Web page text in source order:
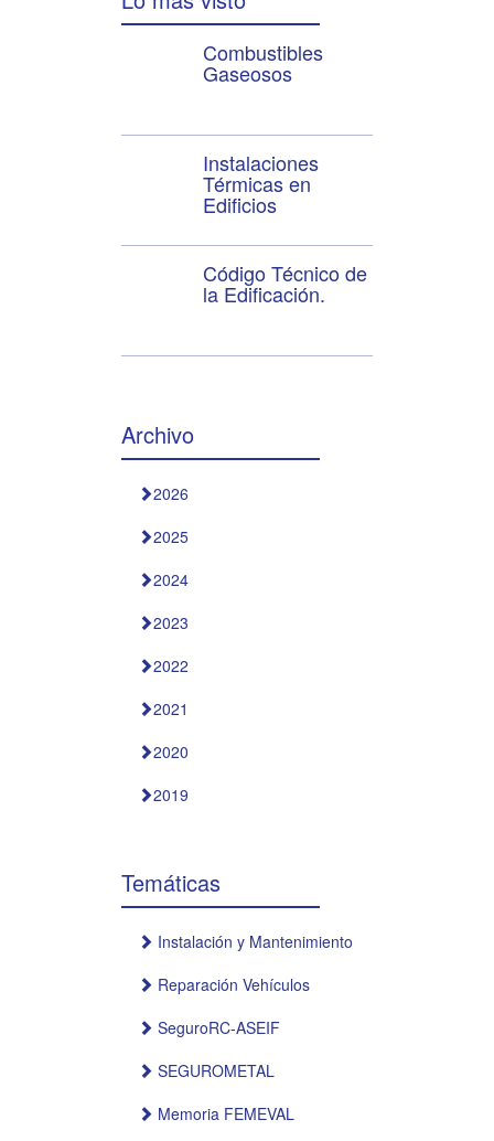
Combustibles
Gaseosos
Instalaciones
Térmicas en
Edificios
Código Técnico de
la Edificación.
Archivo
2026
2025
2024
2023
2022
2021
2020
2019
Temáticas
Instalación y Mantenimiento
Reparación Vehículos
SeguroRC-ASEIF
SEGUROMETAL
Memoria FEMEVAL